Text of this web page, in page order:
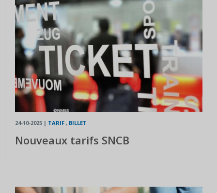
24-10-2025 | TARIF , BILLET
Nouveaux tarifs SNCB